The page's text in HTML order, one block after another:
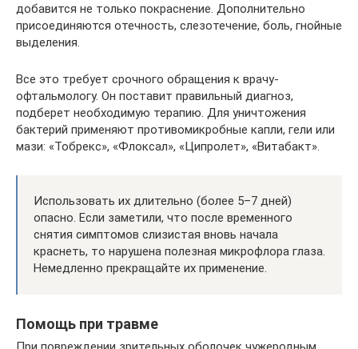
добавится не только покраснение. Дополнительно
присоединяются отечность, слезотечение, боль, гнойные
выделения.
Все это требует срочного обращения к врачу-
офтальмологу. Он поставит правильный диагноз,
подберет необходимую терапию. Для уничтожения
бактерий применяют противомикробные капли, гели или
мази: «Тобрекс», «Флоксал», «Ципролет», «Витабакт».
Использовать их длительно (более 5–7 дней)
опасно. Если заметили, что после временного
снятия симптомов слизистая вновь начала
краснеть, то нарушена полезная микрофлора глаза.
Немедленно прекращайте их применение.
Помощь при травме